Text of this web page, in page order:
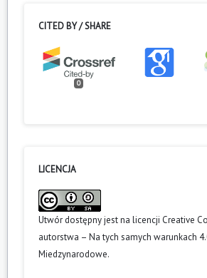
CITED BY / SHARE
0
LICENCJA
Utwór dostępny jest na licencji Creative
autorstwa – Na tych samych warunkach
Miedzynarodowe.